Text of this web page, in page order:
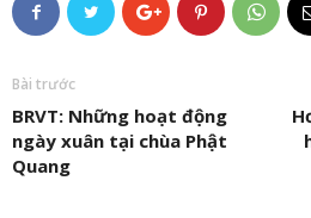
Bài trước
BRVT: Những hoạt động
ngày xuân tại chùa Phật
Quang